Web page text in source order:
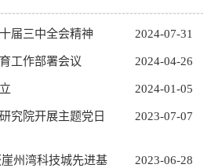
届三中全会精神 2024-07-31
工作部署会议 2024-04-26
2024-01-05
究院开展主题党日
2023-07-07
州湾科技城先进基
2023-06-28